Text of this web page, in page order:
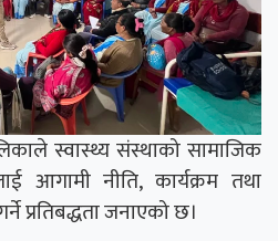
स्वास्थ्य संस्थाको सामाजिक
आगामी नीति, कार्यक्रम तथा
प्रतिबद्धता जनाएको छ।